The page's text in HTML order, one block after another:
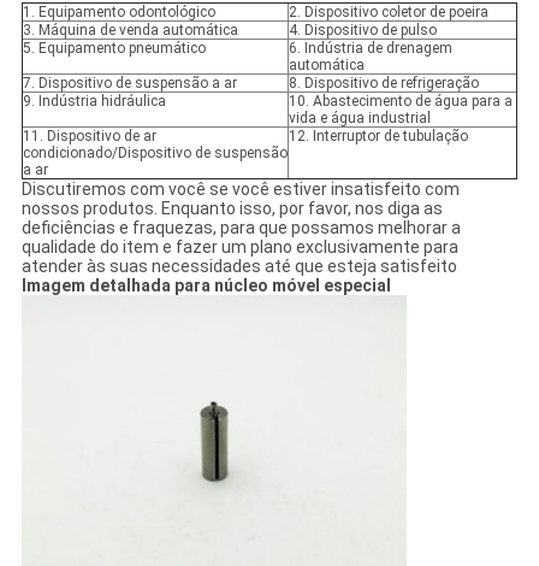
1. Equipamento odontológico
2. Dispositivo coletor de poeira
3. Máquina de venda automática
4. Dispositivo de pulso
5. Equipamento pneumático
6. Indústria de drenagem
automática
7. Dispositivo de suspensão a ar
8. Dispositivo de refrigeração
9. Indústria hidráulica
10. Abastecimento de água para a
vida e água industrial
11. Dispositivo de ar
condicionado/Dispositivo de suspensão
a ar
12. Interruptor de tubulação
Discutiremos com você se você estiver insatisfeito com
nossos produtos. Enquanto isso, por favor, nos diga as
deficiências e fraquezas, para que possamos melhorar a
qualidade do item e fazer um plano exclusivamente para
atender às suas necessidades até que esteja satisfeito
Imagem detalhada para núcleo móvel especial